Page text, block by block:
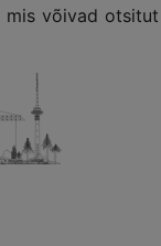
mis võivad otsitut